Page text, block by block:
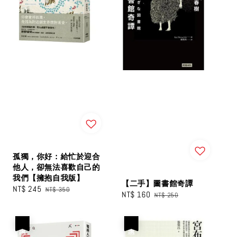
孤獨，你好：給忙於迎合
他人，卻無法喜歡自己的
我們【擁抱自我版】
Sale
NT$ 245 Regular
NT$ 350
【二手】圖書館奇譚
Sale
NT$ 160 Regular
NT$ 250